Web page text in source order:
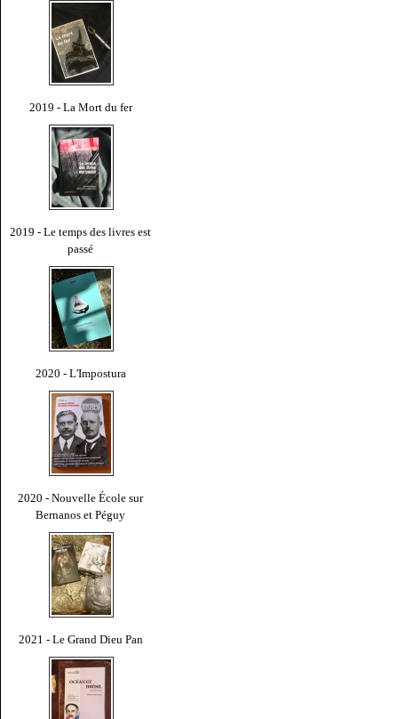
2019 - La Mort du fer
2019 - Le temps des livres est
passé
2020 - L'Impostura
2020 - Nouvelle École sur
Bernanos et Péguy
2021 - Le Grand Dieu Pan